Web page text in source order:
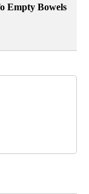
Empty Bowels